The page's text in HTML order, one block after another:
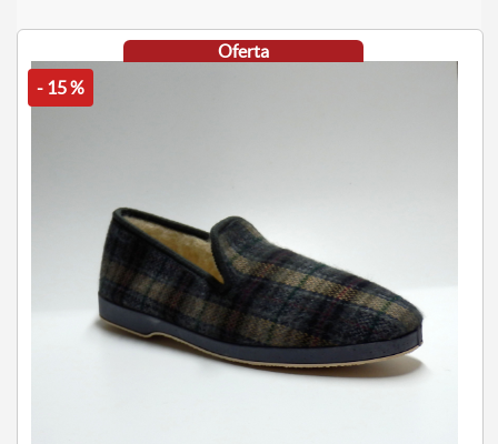
Oferta
- 15 %